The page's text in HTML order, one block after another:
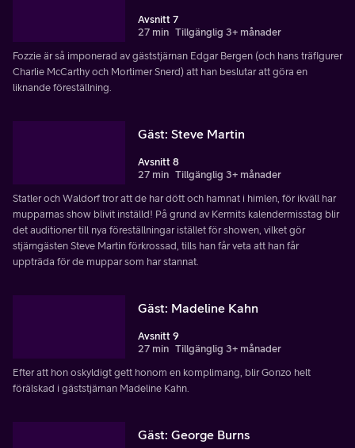
Avsnitt 7
27 min Tillgänglig 3+ månader
Fozzie är så imponerad av gäststjärnan Edgar Bergen (och hans träfigurer
Charlie McCarthy och Mortimer Snerd) att han beslutar att göra en
liknande föreställning.
Gäst: Steve Martin
Avsnitt 8
27 min Tillgänglig 3+ månader
Statler och Waldorf tror att de har dött och hamnat i himlen, för ikväll har
mupparnas show blivit inställd! På grund av Kermits kalendermisstag blir
det auditioner till nya föreställningar istället för showen, vilket gör
stjärngästen Steve Martin förkrossad, tills han får veta att han får
uppträda för de muppar som har stannat.
Gäst: Madeline Kahn
Avsnitt 9
27 min Tillgänglig 3+ månader
Efter att hon oskyldigt gett honom en komplimang, blir Gonzo helt
förälskad i gäststjärnan Madeline Kahn.
Gäst: George Burns